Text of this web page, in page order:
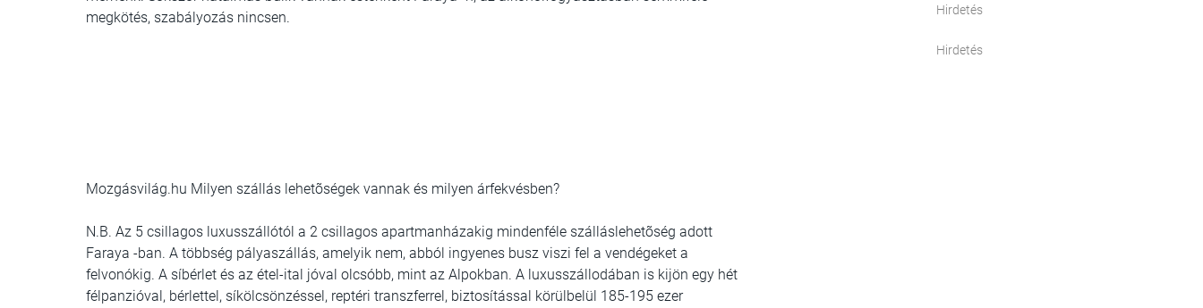
megkötés, szabályozás nincsen.
Mozgásvilág.hu Milyen szállás lehetõségek vannak és milyen árfekvésben?
N.B. Az 5 csillagos luxusszállótól a 2 csillagos apartmanházakig mindenféle szálláslehetõség adott
Faraya -ban. A többség pályaszállás, amelyik nem, abból ingyenes busz viszi fel a vendégeket a
felvonókig. A síbérlet és az étel-ital jóval olcsóbb, mint az Alpokban. A luxusszállodában is kijön egy hét
félpanzióval, bérlettel, síkölcsönzéssel, reptéri transzferrel, biztosítással körülbelül 185-195 ezer
Hirdetés
Hirdetés